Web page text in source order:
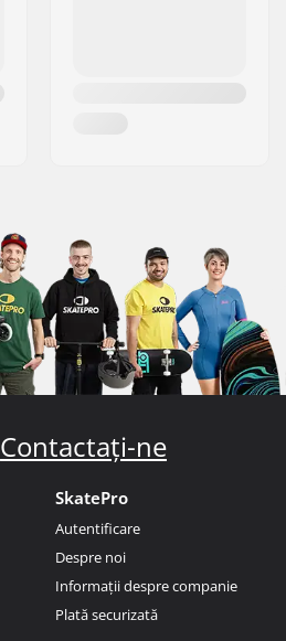
Contactați-ne
SkatePro
Autentificare
Despre noi
Informații despre companie
Plată securizată